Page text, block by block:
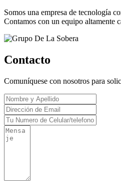
Somos una empresa de tecnología
Contamos con un equipo altamente
Contacto
Comuníquese con nosotros para